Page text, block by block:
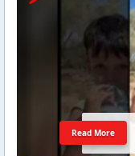
Read More